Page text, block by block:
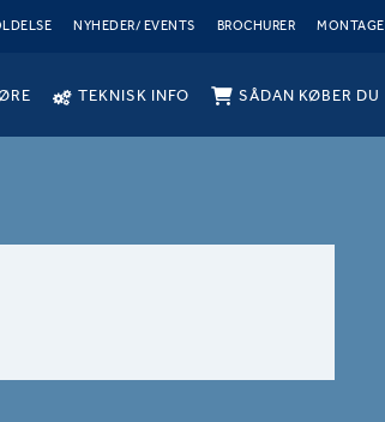
NYHEDER/ EVENTS BROCHURER MONTAGE
TEKNISK INFO SÅDAN KØBER DU